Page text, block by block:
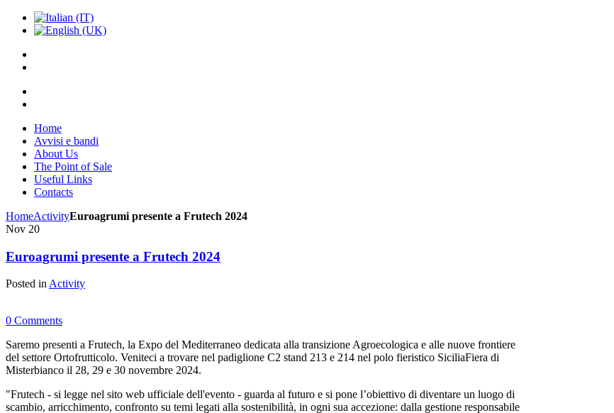
Home
Avvisi e bandi
About Us
The Point of Sale
Useful Links
Contacts
HomeActivityEuroagrumi presente a Frutech 2024
Nov 20
Euroagrumi presente a Frutech 2024
Posted inActivity
0 Comments
Saremo presenti a Frutech, la Expo del Mediterraneo dedicata alla transizione Agroecologica e alle nuove frontiere
del settore Ortofrutticolo. Veniteci a trovare nel padiglione C2 stand 213 e 214 nel polo fieristico SiciliaFiera di
Misterbianco il 28, 29 e 30 novembre 2024.
"Frutech - si legge nel sito web ufficiale dell'evento - guarda al futuro e si pone l’obiettivo di diventare un luogo di
scambio, arricchimento, confronto su temi legati alla sostenibilità, in ogni sua accezione: dalla gestione responsabile